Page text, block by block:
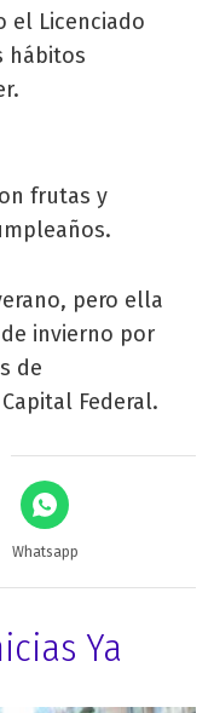
el Licenciado
hábitos
frutas y
pero ella
invierno por
de
Federal.
Whatsapp
Ya